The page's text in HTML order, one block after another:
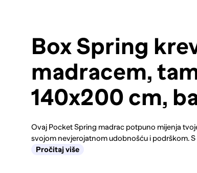
Box Spring
madracem,
140x200 cm,
Ovaj Pocket Spring madrac potpuno mijenja
svojom nevjerojatnom udobnošću i podrškom. S
Pročitaj više